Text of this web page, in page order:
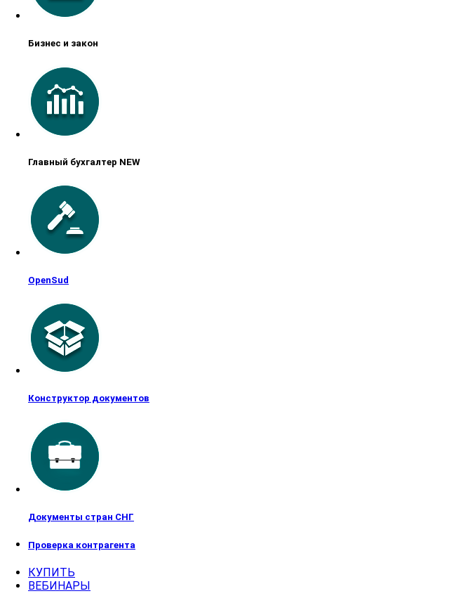
Бизнес и закон
Главный бухгалтер NEW
OpenSud
Конструктор документов
Документы стран СНГ
Проверка контрагента
КУПИТЬ
ВЕБИНАРЫ